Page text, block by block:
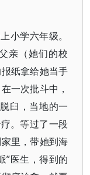
小学六年级。
亲（她们的校
纸拿给她当手
一次批斗中，
臼，当地的一
。等过了一段
里，带她到海
医生，得到的